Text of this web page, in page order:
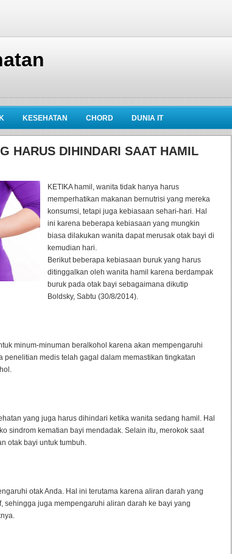
KESEHATAN CHORD DUNIA IT
HARUS DIHINDARI SAAT HAMIL
KETIKA hamil, wanita tidak hanya harus
memperhatikan makanan bernutrisi yang mereka
konsumsi, tetapi juga kebiasaan sehari-hari. Hal
ini karena beberapa kebiasaan yang mungkin
biasa dilakukan wanita dapat merusak otak bayi di
kemudian hari.
Berikut beberapa kebiasaan buruk yang harus
ditinggalkan oleh wanita hamil karena berdampak
buruk pada otak bayi sebagaimana dikutip
Boldsky, Sabtu (30/8/2014).
minum-minuman beralkohol karena akan mempengaruhi
penelitian medis telah gagal dalam memastikan tingkatan
yang juga harus dihindari ketika wanita sedang hamil. Hal
sindrom kematian bayi mendadak. Selain itu, merokok saat
otak bayi untuk tumbuh.
otak Anda. Hal ini terutama karena aliran darah yang
sehingga juga mempengaruhi aliran darah ke bayi yang